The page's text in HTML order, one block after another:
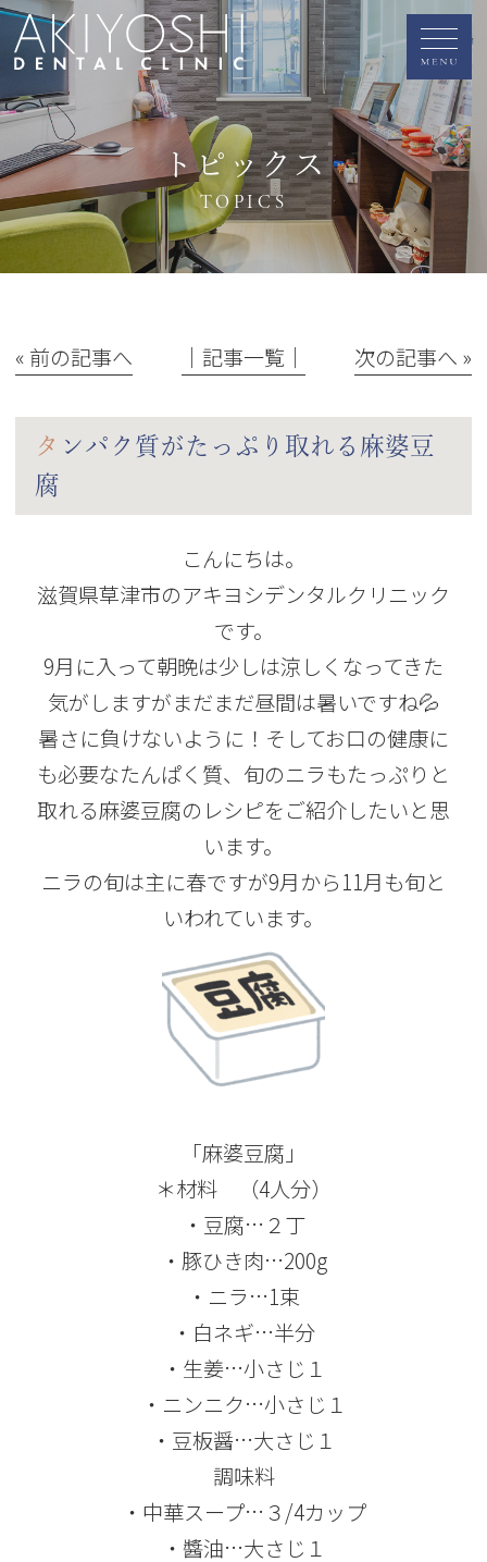
トピックス
TOPICS
« 前の記事へ │記事一覧│ 次の記事へ »
タンパク質がたっぷり取れる麻婆豆
腐
こんにちは。
滋賀県草津市のアキヨシデンタルクリニック
です。
9月に入って朝晩は少しは涼しくなってきた
気がしますがまだまだ昼間は暑いですね💦
暑さに負けないように！そしてお口の健康に
も必要なたんぱく質、旬のニラもたっぷりと
取れる麻婆豆腐のレシピをご紹介したいと思
います。
ニラの旬は主に春ですが9月から11月も旬と
いわれています。
「麻婆豆腐」
＊材料 （4人分）
・豆腐…２丁
・豚ひき肉…200g
・ニラ…1束
・白ネギ…半分
・生姜…小さじ１
・ニンニク…小さじ１
・豆板醤…大さじ１
調味料
・中華スープ…３/4カップ
・醬油…大さじ１